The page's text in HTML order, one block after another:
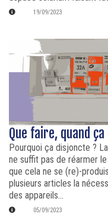
19/09/2023
Que faire, quand
Pourquoi ça disjoncte ?
ne suffit pas de réarmer
que cela ne se (re)-
plusieurs articles la
des appareils...
05/09/2023